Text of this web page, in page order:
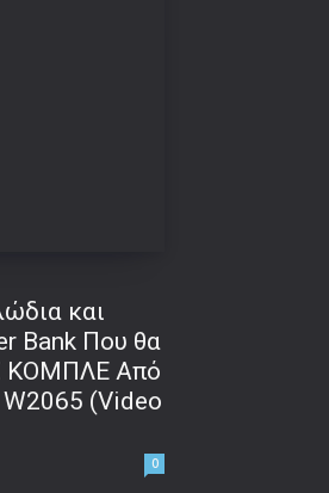
και
Bank Που θα
ΚΟΜΠΛΕ Από
(Video
0